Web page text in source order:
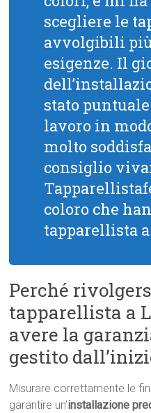
scegliere le
avvolgibili
esigenze. Il
stato
lavoro in
molto
consiglio
coloro che
tapparellista a
Perché
tapparellista a
avere la
gestito
Misurare correttamente le
garantire un’installazione